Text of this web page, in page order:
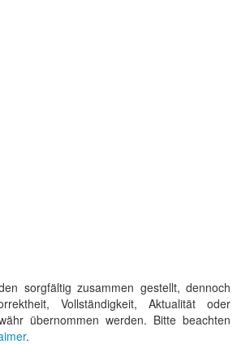
sorgfältig zusammen gestellt, dennoch
Vollständigkeit, Aktualität oder
übernommen werden. Bitte beachten
.